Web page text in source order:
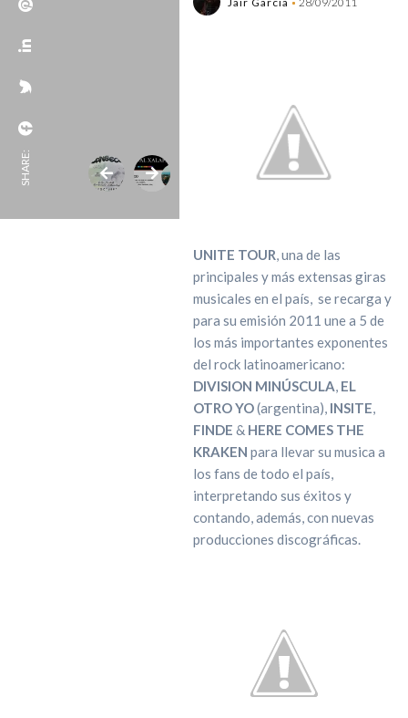
SHARE:
UNITE TOUR, una de las
principales y más extensas giras
musicales en el país, se recarga y
para su emisión 2011 une a 5 de
los más importantes exponentes
del rock latinoamericano:
DIVISION MINÚSCULA, EL
OTRO YO(argentina), INSITE,
FINDE & HERE COMES THE
KRAKEN para llevar su musica a
los fans de todo el país,
interpretando sus éxitos y
contando, además, con nuevas
producciones discográficas.